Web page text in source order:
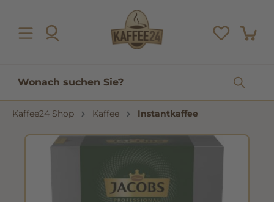
Kaffee24 Shop Kaffee Instantkaffee